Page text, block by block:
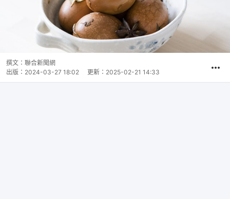
撰文： 聯合新聞網
出版： 2024-03-27 18:02 更新： 2025-02-21 14:33